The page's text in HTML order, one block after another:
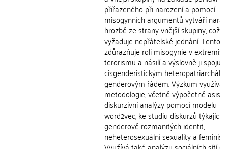
přiřazeného při narození a pomocí
misogynních argumentů vytváří
hrozbě ze strany vnější skupiny, což
vyžaduje nepřátelské jednání. Tento
zdůrazňuje roli misogynie v
terorismu a násilí a výslovně ji
cisgenderistickým
genderovým řádem. Výzkum využívá
metodologie, včetně výpočetně
diskurzivní analýzy pomocí modelu
word2vec, ke studiu diskurzů
genderově rozmanitých identit,
neheterosexuální sexuality a